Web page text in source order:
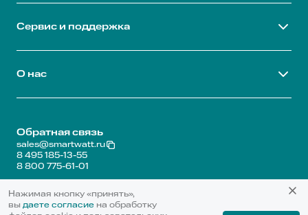
Сервис и поддержка
О нас
Обратная связь
sales@smartwatt.ru
8 495 185-13-55
8 800 775-61-01
© 2020-2026 SMARTWATT
Политика обработки персональных данных
Нажимая кнопку «принять»,
вы даете согласие на обработку